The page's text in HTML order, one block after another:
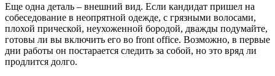
Еще одна деталь – внешний вид. Если кандидат пришел на
собеседование в неопрятной одежде, с грязными волосами,
плохой прической, неухоженной бородой, дважды подумайте,
готовы ли вы включить его во front office. Возможно, в первые
дни работы он постарается следить за собой, но это вряд ли
продлится долго.